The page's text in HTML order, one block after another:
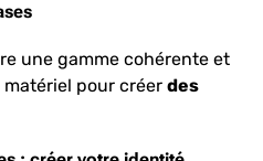
une gamme cohérente et
matériel pour créer des